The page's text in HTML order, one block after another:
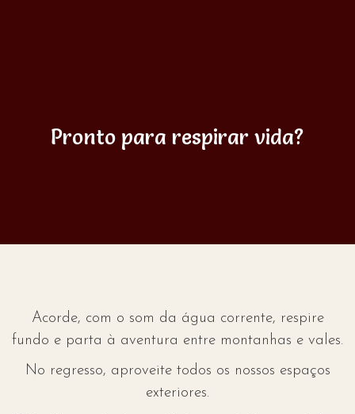
Pronto para respirar vida?
Acorde, com o som da água corrente, respire
fundo e parta à aventura entre montanhas e vales.
No regresso, aproveite todos os nossos espaços
exteriores.